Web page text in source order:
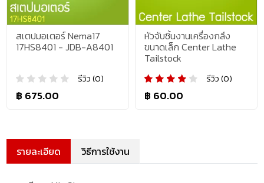
สเตปมอเตอร์ Nema17
17HS8401 - JDB-A8401
รีวิว (0)
฿ 675.00
หัวจับชิ้นงานเครื่องกลึง
ขนาดเล็ก Center Lathe
Tailstock
รีวิว (0)
฿ 60.00
รายละเอียด วิธีการใช้งาน